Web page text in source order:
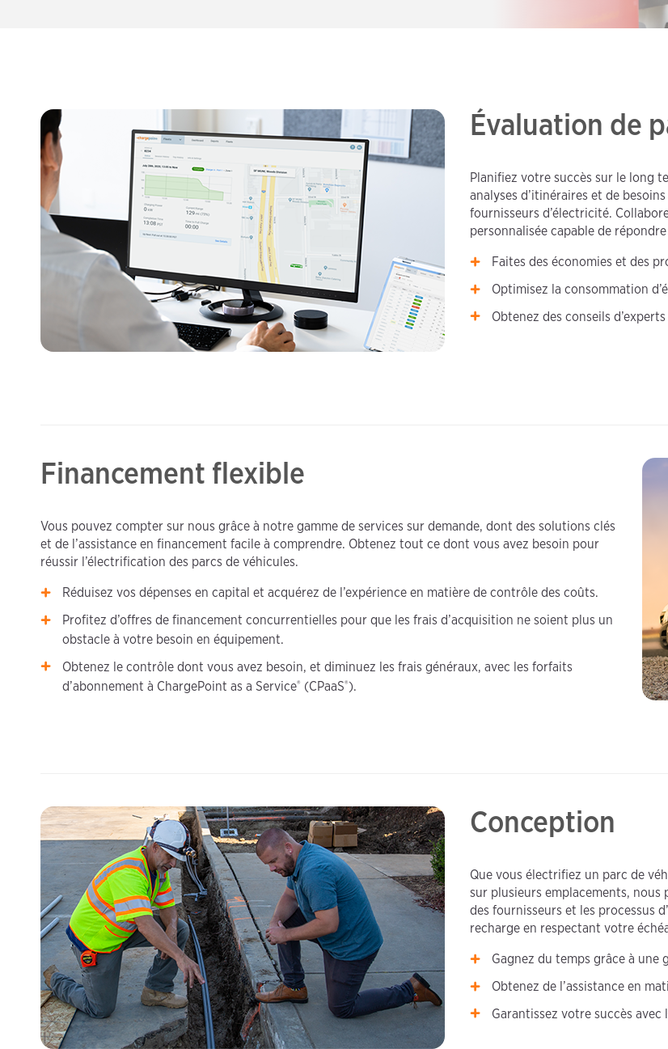
Évaluation de
Planifiez votre succès sur le long
analyses d’itinéraires et de
fournisseurs d’électricité.
personnalisée capable de
Faites des économies et des
Optimisez la consommation
Obtenez des conseils
Financement flexible
Vous pouvez compter sur nous grâce à notre gamme de services sur demande, dont des solutions clés
et de l’assistance en financement facile à comprendre. Obtenez tout ce dont vous avez besoin pour
réussir l’électrification des parcs de véhicules.
Réduisez vos dépenses en capital et acquérez de l’expérience en matière de contrôle des coûts.
Profitez d’offres de financement concurrentielles pour que les frais d’acquisition ne soient plus un
obstacle à votre besoin en équipement.
Obtenez le contrôle dont vous avez besoin, et diminuez les frais généraux, avec les forfaits
d’abonnement à ChargePoint as a Service®️ (CPaaS®️).
Conception
Que vous électrifiez un parc de
sur plusieurs emplacements, nous
des fournisseurs et les processus
recharge en respectant votre
Gagnez du temps grâce à
Obtenez de l’assistance en
Garantissez votre succès